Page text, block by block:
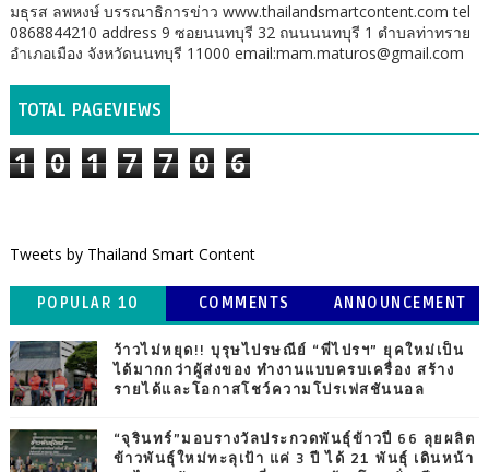
มธุรส ลพหงษ์ บรรณาธิการข่าว www.thailandsmartcontent.com tel
0868844210 address 9 ซอยนนทบุรี 32 ถนนนนทบุรี 1 ตำบลท่าทราย
อำเภอเมือง จังหวัดนนทบุรี 11000 email:mam.maturos@gmail.com
TOTAL PAGEVIEWS
1 0 1 7 7 0 6
Tweets by Thailand Smart Content
POPULAR 10 COMMENTS ANNOUNCEMENT
ว้าวไม่หยุด!! บุรุษไปรษณีย์ “พี่ไปรฯ” ยุคใหม่เป็น
ได้มากกว่าผู้ส่งของ ทำงานแบบครบเครื่อง สร้าง
รายได้และโอกาสโชว์ความโปรเฟสชันนอล
“จุรินทร์”มอบรางวัลประกวดพันธุ์ข้าวปี 66 ลุยผลิต
ข้าวพันธุ์ใหม่ทะลุเป้า แค่ 3 ปี ได้ 21 พันธุ์ เดินหน้า